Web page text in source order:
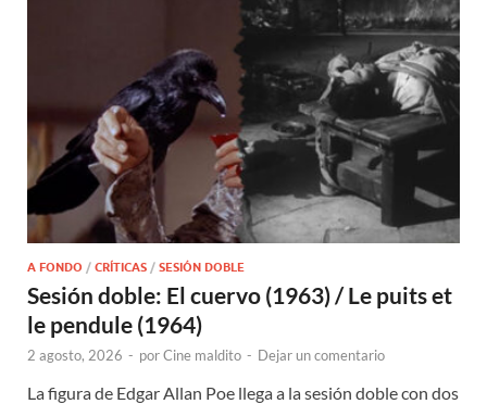
A FONDO / CRÍTICAS / SESIÓN DOBLE
Sesión doble: El cuervo (1963) / Le puits et
le pendule (1964)
2 agosto, 2026 - porCine maldito - Dejar un comentario
La figura de Edgar Allan Poe llega a la sesión doble con dos